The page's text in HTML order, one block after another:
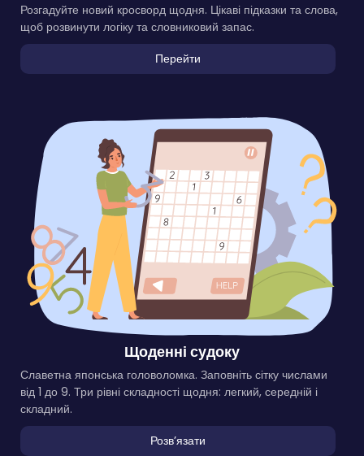
Розгадуйте новий кросворд щодня. Цікаві підказки та слова,
щоб розвинути логіку та словниковий запас.
Перейти
Щоденні судоку
Славетна японська головоломка. Заповніть сітку числами
від 1 до 9. Три рівні складності щодня: легкий, середній і
складний.
Розвʼязати